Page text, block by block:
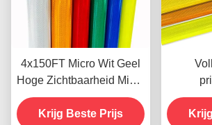
4x150FT Micro Wit Geel
Hoge Zichtbaarheid Micro
Diamantkwaliteit
Reflecterende Folie Vinyl
Krijg Beste Prijs